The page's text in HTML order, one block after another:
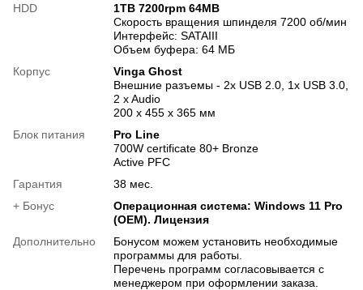
HDD
1TB 7200rpm 64MB
Скорость вращения шпинделя 7200 об/мин
Интерфейс: SATAIII
Объем буфера: 64 МБ
Корпус
Vinga Ghost
Внешние разъемы - 2x USB 2.0, 1x USB 3.0,
2 x Audio
200 х 455 х 365 мм
Блок питания
Pro Line
700W certificate 80+ Bronze
Active PFC
Гарантия
38 мес.
+ Бонус
Операционная система: Windows 11 Pro
(OEM). Лицензия
Дополнительно
Бонусом можем установить необходимые
программы для работы.
Перечень программ согласовывается с
менеджером при оформлении заказа.